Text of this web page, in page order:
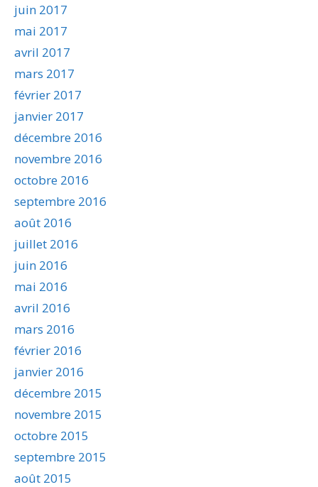
juin 2017
mai 2017
avril 2017
mars 2017
février 2017
janvier 2017
décembre 2016
novembre 2016
octobre 2016
septembre 2016
août 2016
juillet 2016
juin 2016
mai 2016
avril 2016
mars 2016
février 2016
janvier 2016
décembre 2015
novembre 2015
octobre 2015
septembre 2015
août 2015